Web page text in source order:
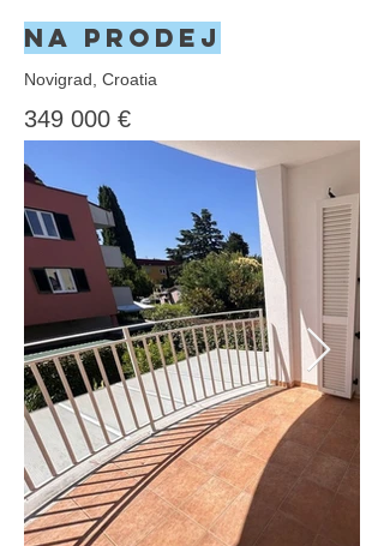
Na prodej
Novigrad, Croatia
349 000 €